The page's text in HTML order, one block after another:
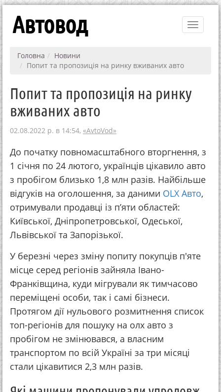
Toggle
Автовод
Головна
Новини
Попит та пропозиція на ринку вживаних авто
Попит та пропозиція на ринку
вживаних авто
02.08.2022 р. в 14:54, «AvtoVod»
До початку повномасштабного вторгнення, з
1 січня по 24 лютого, українців цікавило авто
з пробігом близько 1,8 млн разів. Найбільше
відгуків на оголошення, за даними OLX Авто,
отримували продавці із п’яти областей:
Київської, Дніпропетровської, Одеської,
Львівської та Запорізької.
У березні через зміну попиту покупців п'яте
місце серед регіонів зайняла Івано-
Франківщина, куди мігрували як тимчасово
переміщені особи, так і самі бізнеси.
Протягом дії нульового розмитнення список
топ-регіонів для пошуку на олх авто з
пробігом не змінювався, а власним
транспортом по всій Україні за три місяці
стали цікавитися 2,3 млн разів.